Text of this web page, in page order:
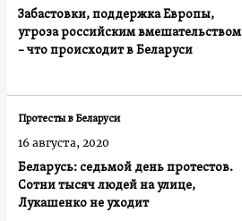
Забастовки, поддержка Европы,
угроза российским вмешательством
– что происходит в Беларуси
Беларусь: седьмой день протестов.
Сотни тысяч людей на улице,
Лукашенко не уходит
Протесты в Беларуси
16 августа, 2020